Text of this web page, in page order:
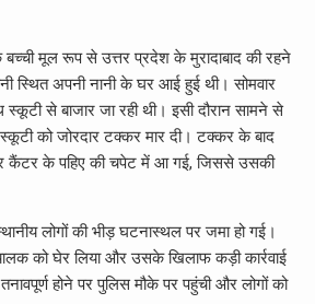
मूल रूप से उत्तर प्रदेश के मुरादाबाद की रहने
स्थित अपनी नानी के घर आई हुई थी। सोमवार
से बाजार जा रही थी। इसी दौरान सामने से
को जोरदार टक्कर मार दी। टक्कर के बाद
कैंटर के पहिए की चपेट में आ गई, जिससे उसकी
लोगों की भीड़ घटनास्थल पर जमा हो गई।
को घेर लिया और उसके खिलाफ कड़ी कार्रवाई
होने पर पुलिस मौके पर पहुंची और लोगों को